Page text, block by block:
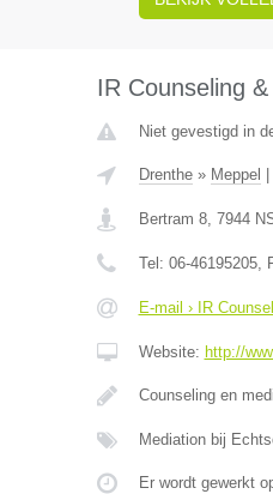
IR Counseling
Niet gevestigd in
Drenthe» Meppel
Bertram 8, 7944
Tel: 06-46195205,
E-mail › IR
Website: http://
Counseling en
Mediation bij
Er wordt gewerkt